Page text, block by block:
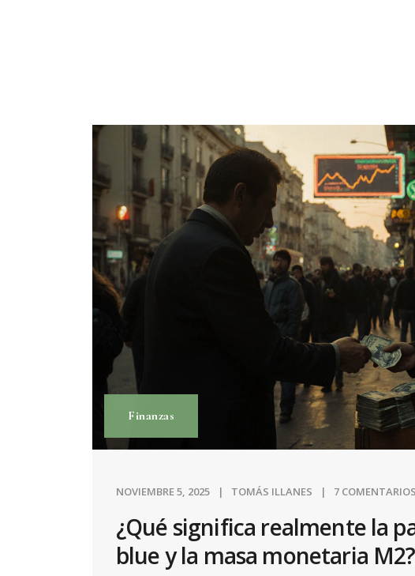
Finanzas
NOVIEMBRE 5, 2025 TOMÁS ILLANES 7 COMENTARIOS
¿Qué significa realmente la
blue y la masa monetaria M2?